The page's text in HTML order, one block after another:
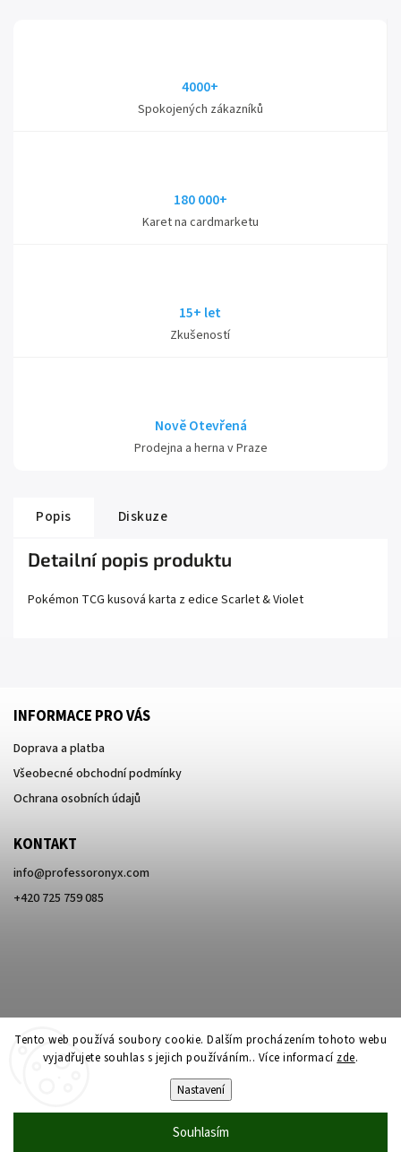
Tento web používá soubory cookie. Dalším procházením tohoto webu
vyjadřujete souhlas s jejich používáním.. Více informací zde.
Nastavení
Souhlasím
4000+
Spokojených zákazníků
180 000+
Karet na cardmarketu
15+ let
Zkušeností
Nově Otevřená
Prodejna a herna v Praze
Popis Diskuze
Detailní popis produktu
Pokémon TCG kusová karta z edice Scarlet& Violet
INFORMACE PRO VÁS
Doprava a platba
Všeobecné obchodní podmínky
Ochrana osobních údajů
KONTAKT
info@professoronyx.com
+420 725 759 085
Professor Onyx. Všechna práva vyhrazena.